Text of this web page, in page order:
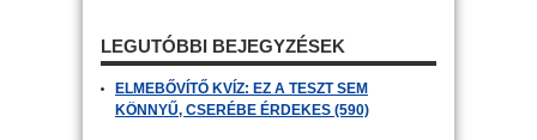
LEGUTÓBBI BEJEGYZÉSEK
ELMEBŐVÍTŐ KVÍZ: EZ A TESZT SEM
KÖNNYŰ, CSERÉBE ÉRDEKES (590)